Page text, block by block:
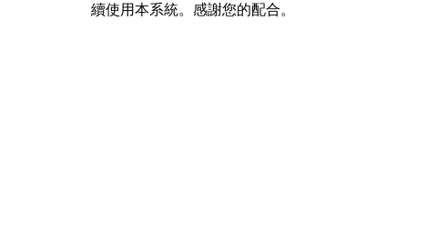
續使用本系統。感謝您的配合。